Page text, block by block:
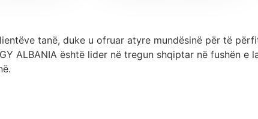
tanë, duke u ofruar atyre mundësinë për të
ALBANIA është lider në tregun shqiptar në fushën